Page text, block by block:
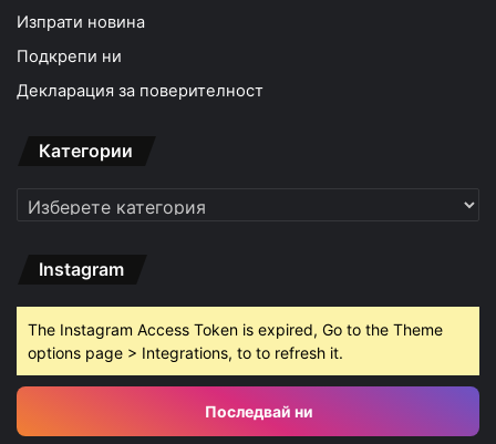
Изпрати новина
Подкрепи ни
Декларация за поверителност
Категории
Категории
Instagram
The Instagram Access Token is expired, Go to the Theme
options page > Integrations, to to refresh it.
Последвай ни